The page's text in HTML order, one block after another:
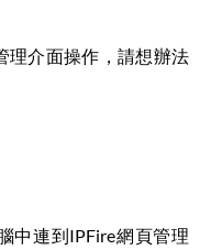
理介面操作，請想辦法
中連到IPFire網頁管理